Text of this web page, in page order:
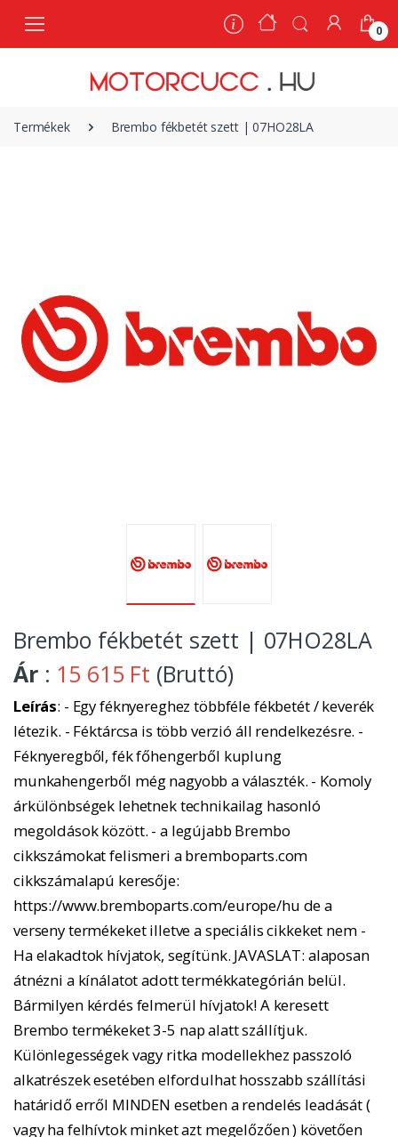
0
Termékek Brembo fékbetét szett | 07HO28LA
Brembo fékbetét szett | 07HO28LA
Ár : 15 615 Ft (Bruttó)
Leírás: - Egy féknyereghez többféle fékbetét / keverék
létezik. - Féktárcsa is több verzió áll rendelkezésre. -
Féknyeregből, fék főhengerből kuplung
munkahengerből még nagyobb a választék. - Komoly
árkülönbségek lehetnek technikailag hasonló
megoldások között. - a legújabb Brembo
cikkszámokat felismeri a bremboparts.com
cikkszámalapú keresője:
https://www.bremboparts.com/europe/hu de a
verseny termékeket illetve a speciális cikkeket nem -
Ha elakadtok hívjatok, segítünk. JAVASLAT: alaposan
átnézni a kínálatot adott termékkategórián belül.
Bármilyen kérdés felmerül hívjatok! A keresett
Brembo termékeket 3-5 nap alatt szállítjuk.
Különlegességek vagy ritka modellekhez passzoló
alkatrészek esetében elfordulhat hosszabb szállítási
határidő erről MINDEN esetben a rendelés leadását (
vagy ha felhívtok minket azt megelőzően ) követően
0